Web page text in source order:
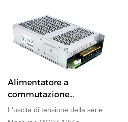
100W 120W 150W 200W 320W
350W 400W e 600W
IP67 Modalità corrente
costante + alimentatore
switching impermeabile con
uscita in modalità tensione
costante per la selezione. Il
Alimentatore a
commutazione
Alimentatore in
modalità commutazione
L'uscita di tensione della serie